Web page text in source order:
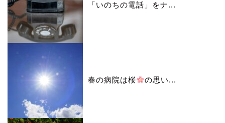
「いのちの電話」をナ...
春の病院は桜 の思い...